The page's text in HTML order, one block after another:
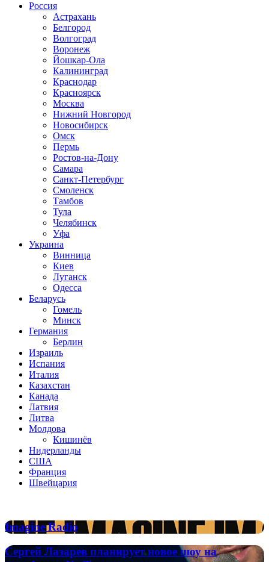
Россия
Астрахань
Белгород
Волгоград
Воронеж
Йошкар-Ола
Калининград
Краснодар
Красноярск
Москва
Нижний Новгород
Новосибирск
Омск
Пермь
Ростов-на-Дону
Самара
Санкт-Петербург
Смоленск
Тамбов
Тула
Челябинск
Уфа
Украина
Винница
Киев
Луганск
Одесса
Беларусь
Гомель
Минск
Германия
Берлин
Израиль
Испания
Италия
Казахстан
Канада
Латвия
Литва
Молдова
Кишинёв
Нидерланды
США
Франция
Швейцария
Imagine
Radio
Imagine Radio
Сергей
Сергей Лазарев планирует новое шоу на